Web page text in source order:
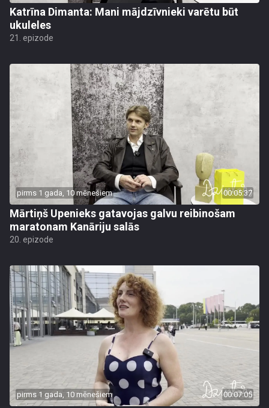
Katrīna Dimanta: Mani mājdzīvnieki varētu būt
ukuleles
21. epizode
pirms 1 gada, 10 mēnešiem 00:05:37
Mārtiņš Upenieks gatavojas galvu reibinošam
maratonam Kanāriju salās
20. epizode
pirms 1 gada, 10 mēnešiem 00:07:05